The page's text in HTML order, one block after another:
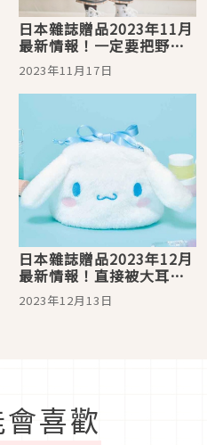
日本雜誌贈品2023年11月
最新情報！一定要把野貓
軍團鬆餅托特包和豐富禮
包帶回家
2023年11月17日
日本雜誌贈品2023年12月
最新情報！直接被大耳狗
喜拿軟萌收納袋給收服啦
2023年12月13日
喜歡